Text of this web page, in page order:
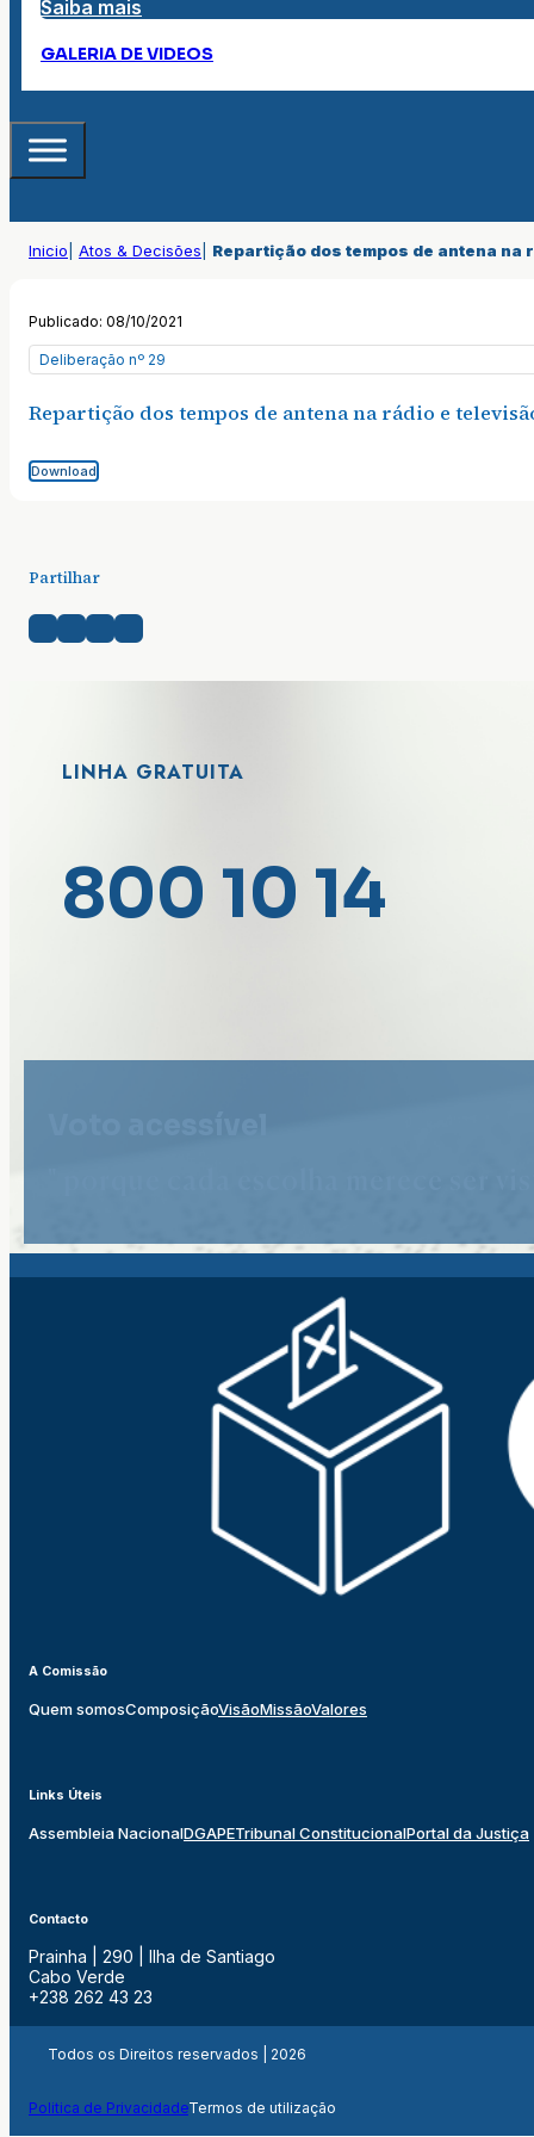
Saiba mais
GALERIA DE VIDEOS
Inicio Atos & Decisões Repartição dos tempos de antena
Publicado: 08/10/2021
Deliberação nº 29
Repartição dos tempos de antena na rádio e
Download
Partilhar
LINHA GRATUITA
800 10 14
A Comissão
Quem somosComposiçãoVisãoMissãoValores
Links Úteis
Assembleia NacionalDGAPETribunal ConstitucionalPortal da Justiça
Contacto
Prainha | 290 | Ilha de Santiago
Cabo Verde
+238 262 43 23
Todos os Direitos reservados | 2026
Politica de PrivacidadeTermos de utilização